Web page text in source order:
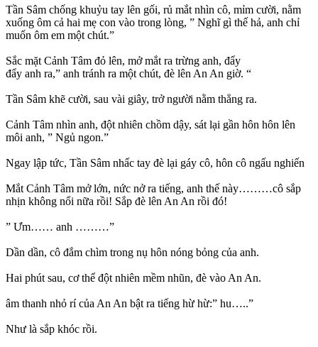
Tần Sâm chống khuỷu tay lên gối, rủ mắt nhìn cô, mỉm cười, nằm
xuống ôm cả hai mẹ con vào trong lòng, ” Nghĩ gì thế hả, anh chỉ
muốn ôm em một chút.”
Sắc mặt Cảnh Tâm đỏ lên, mở mắt ra trừng anh, đẩy
đẩy anh ra,” anh tránh ra một chút, đè lên An An giờ. “
Tần Sâm khẽ cười, sau vài giây, trở người nằm thẳng ra.
Cảnh Tâm nhìn anh, đột nhiên chồm dậy, sát lại gần hôn hôn lên
môi anh, ” Ngủ ngon.”
Ngay lập tức, Tần Sâm nhấc tay đè lại gáy cô, hôn cô ngấu nghiến
Mắt Cảnh Tâm mở lớn, nức nở ra tiếng, anh thế này………cô sắp
nhịn không nổi nữa rồi! Sắp đè lên An An rồi đó!
” Ưm…… anh ………”
Dần dần, cô đắm chìm trong nụ hôn nóng bỏng của anh.
Hai phút sau, cơ thể đột nhiên mềm nhũn, đè vào An An.
âm thanh nhỏ rí của An An bật ra tiếng hừ hừ:” hu…..”
Như là sắp khóc rồi.